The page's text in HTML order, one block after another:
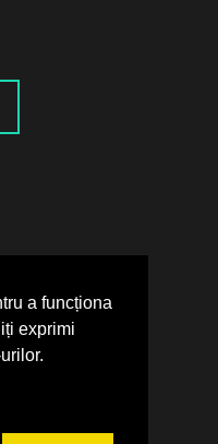
a funcționa
exprimi